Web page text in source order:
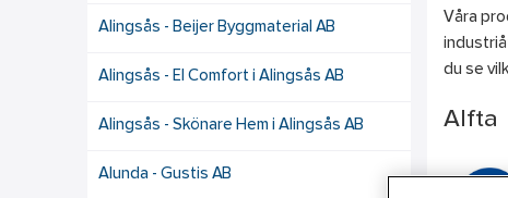
Alingsås - Beijer Byggmaterial AB
Alingsås - El Comfort i Alingsås AB
Alingsås - Skönare Hem i Alingsås AB
Alunda - Gustis AB
Våra
du se
Alfta